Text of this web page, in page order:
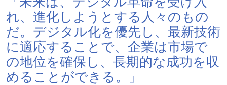
れ、進化しようとする人々のもの
だ。デジタル化を優先し、最新技術
に適応することで、企業は市場で
の地位を確保し、長期的な成功を収
めることができる。」